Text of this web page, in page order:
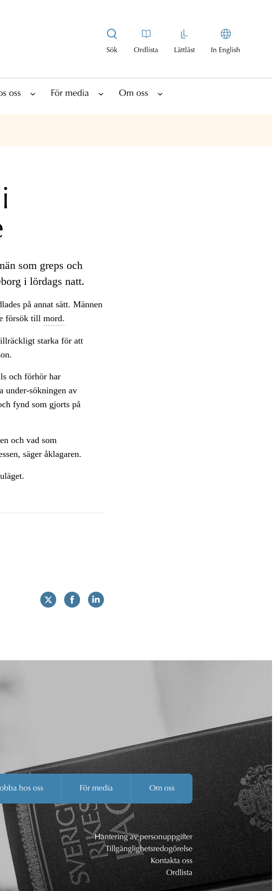
Sök Ordlista Lättläst In English
oss För media Om oss
som greps och
i lördags natt.
på annat sätt. Männen
försök till mord.
starka för att
och förhör har
under-sökningen av
fynd som gjorts på
och vad som
säger åklagaren.
hos oss För media Om oss
Hantering av personuppgifter
Tillgänglighetsredogörelse
Kontakta oss
Ordlista